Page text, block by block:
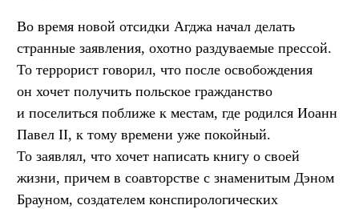
Во время новой отсидки Агджа начал делать
странные заявления, охотно раздуваемые прессой.
То террорист говорил, что после освобождения
он хочет получить польское гражданство
и поселиться поближе к местам, где родился Иоанн
Павел II, к тому времени уже покойный.
То заявлял, что хочет написать книгу о своей
жизни, причем в соавторстве с знаменитым Дэном
Брауном, создателем конспирологических